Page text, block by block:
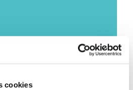
cookies